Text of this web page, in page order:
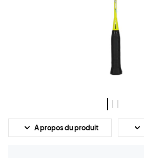
A propos du produit